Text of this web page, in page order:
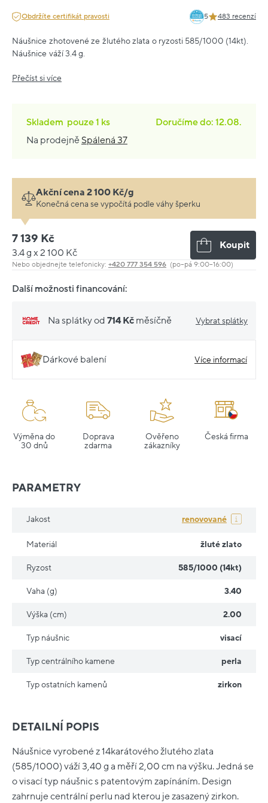
Obdržíte certifikát pravosti 5 483 recenzí
Náušnice zhotovené ze žlutého zlata o ryzosti 585/1000 (14kt).
Náušnice váží 3.4 g.
Přečíst si více
Skladem pouze1 ks
Doručíme do: 12.08.
Na prodejně Spálená 37
Akční cena 2 100 Kč/g
Konečná cena se vypočítá podle váhy šperku
7 139 Kč
3.4 g x 2 100 Kč
Koupit
Nebo objednejte telefonicky: +420 777 354 596 (po–pá 9:00–16:00)
Další možnosti financování:
Na splátky od 714 Kč měsíčně Vybrat splátky
Dárkové balení Více informací
Výměna do
30 dnů
Doprava
zdarma
Ověřeno
zákazníky
Česká firma
DETAILNÍ POPIS
Náušnice vyrobené z 14karátového žlutého zlata
(585/1000) váží 3,40 g a měří 2,00 cm na výšku. Jedná se
o visací typ náušnic s patentovým zapínáním. Design
zahrnuje centrální perlu nad kterou je zasazený zirkon.
PARAMETRY
Jakost renovované
Materiál žluté zlato
Ryzost 585/1000 (14kt)
Vaha (g) 3.40
Výška (cm) 2.00
Typ náušnic visací
Typ centrálního kamene perla
Typ ostatních kamenů zirkon